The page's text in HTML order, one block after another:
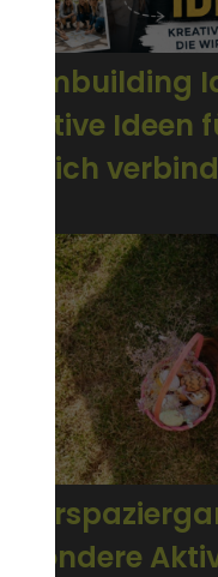
Teambuilding
kreative Ideen
wirklich
besondere